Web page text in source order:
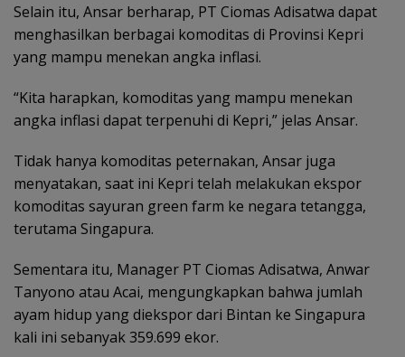
Selain itu, Ansar berharap, PT Ciomas Adisatwa dapat
menghasilkan berbagai komoditas di Provinsi Kepri
yang mampu menekan angka inflasi.
“Kita harapkan, komoditas yang mampu menekan
angka inflasi dapat terpenuhi di Kepri,” jelas Ansar.
Tidak hanya komoditas peternakan, Ansar juga
menyatakan, saat ini Kepri telah melakukan ekspor
komoditas sayuran green farm ke negara tetangga,
terutama Singapura.
Sementara itu, Manager PT Ciomas Adisatwa, Anwar
Tanyono atau Acai, mengungkapkan bahwa jumlah
ayam hidup yang diekspor dari Bintan ke Singapura
kali ini sebanyak 359.699 ekor.